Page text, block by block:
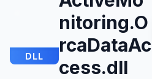
DLL
nitoring.O
rcaDataAc
cess.dll